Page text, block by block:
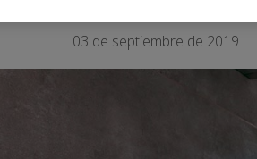
03 de septiembre de 2019